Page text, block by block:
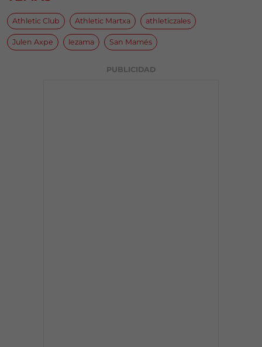
Athletic Club Athletic Martxa athleticzales
Julen Axpe lezama San Mamés
PUBLICIDAD